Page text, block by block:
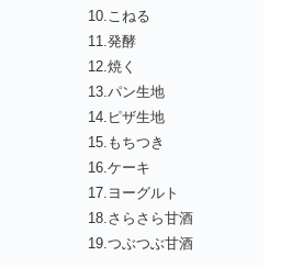
10.こねる
11.発酵
12.焼く
13.パン生地
14.ピザ生地
15.もちつき
16.ケーキ
17.ヨーグルト
18.さらさら甘酒
19.つぶつぶ甘酒